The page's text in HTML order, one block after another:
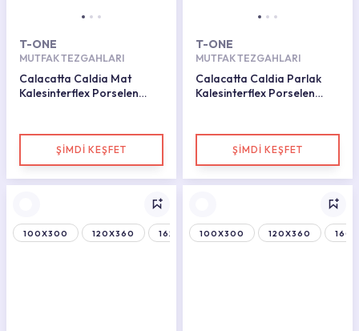
T-ONE
MUTFAK TEZGAHLARI
Calacatta Caldia Mat
Kalesinterflex Porselen
ŞİMDİ KEŞFET
T-ONE
MUTFAK TEZGAHLARI
Calacatta Caldia Parlak
Kalesinterflex Porselen
ŞİMDİ KEŞFET
100X300 120X360 162X323 100X300 120X360